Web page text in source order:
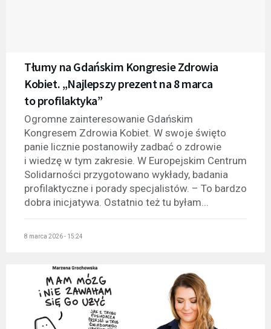
Tłumy na Gdańskim Kongresie Zdrowia
Kobiet. „Najlepszy prezent na 8 marca
to profilaktyka”
Ogromne zainteresowanie Gdańskim
Kongresem Zdrowia Kobiet. W swoje święto
panie licznie postanowiły zadbać o zdrowie
i wiedzę w tym zakresie. W Europejskim Centrum
Solidarności przygotowano wykłady, badania
profilaktyczne i porady specjalistów. – To bardzo
dobra inicjatywa. Ostatnio też tu byłam...
8 marca 2026 - 15:24